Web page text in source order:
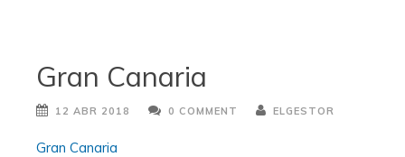
Gran Canaria
12 ABR 2018 0 COMMENT ELGESTOR
Gran Canaria